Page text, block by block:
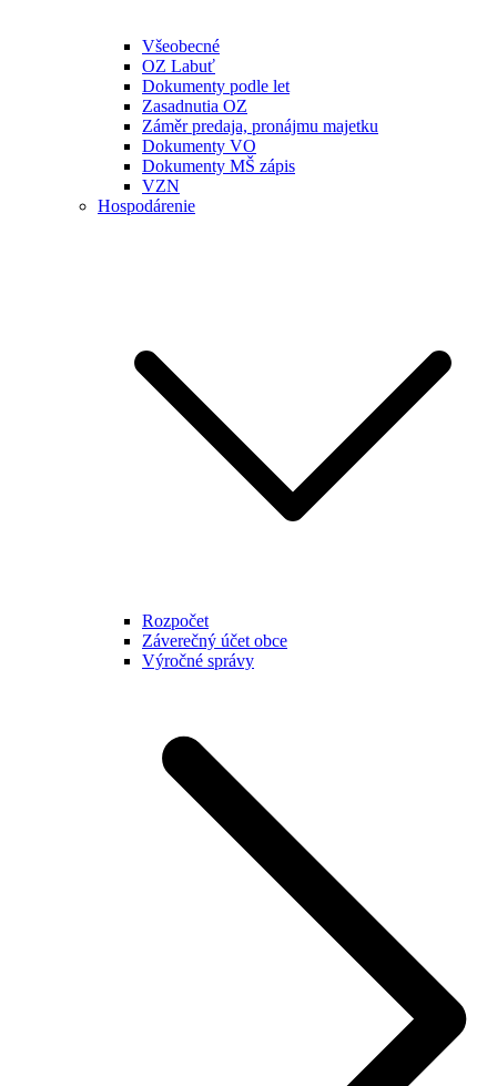
Všeobecné
OZ Labuť
Dokumenty podle let
Zasadnutia OZ
Záměr predaja, pronájmu majetku
Dokumenty VO
Dokumenty MŠ zápis
VZN
Hospodárenie
Rozpočet
Záverečný účet obce
Výročné správy